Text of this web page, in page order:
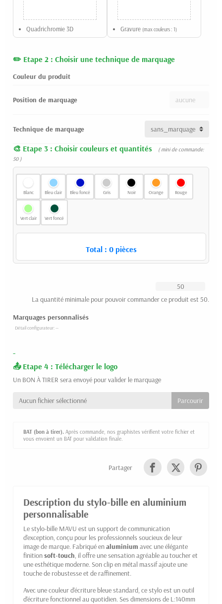
Quadrichromie 3D Gravure (max couleurs : 1)
Etape 2 : Choisir une technique de marquage
Couleur du produit
Position de marquage
Technique de marquage
Etape 3 : Choisir couleurs et quantités
( mini de commande:
50 )
Blanc Bleu clair Bleu foncé Gris Noir Orange Rouge
Vert clair Vert foncé
Total : 0pièces
La quantité minimale pour pouvoir commander ce produit est 50.
Marquages personnalisés
-
Etape 4 : Télécharger le logo
Un BON À TIRER sera envoyé pour valider le marquage
Aucun fichier sélectionné
BAT (bon à tirer). Après commande, nos graphistes vérifient votre fichier et
vous envoient un BAT pour validation finale.
Partager
Description du stylo-bille en aluminium
personnalisable
Le stylo-bille MAVU est un support de communication
d'exception, conçu pour les professionnels soucieux de leur
image de marque. Fabriqué enaluminium avec une élégante
finitionsoft-touch, il offre une sensation agréable au toucher et
une esthétique moderne. Son clip en métal massif ajoute une
touche de robustesse et de raffinement.
Avec une couleur d'écriture bleue standard, ce stylo est un outil
d'écriture fonctionnel au quotidien. Ses dimensions de L:140mm